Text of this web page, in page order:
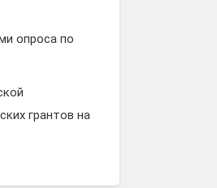
опроса по
грантов на